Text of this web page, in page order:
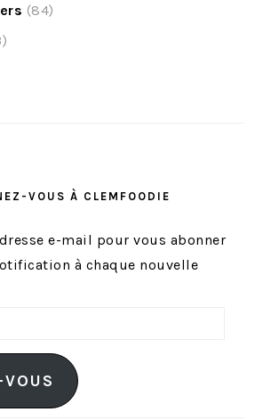
(84)
VOUS À CLEMFOODIE
e-mail pour vous abonner
à chaque nouvelle